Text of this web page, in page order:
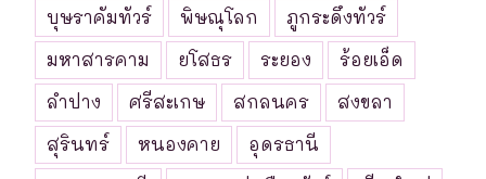
บุษราคัมทัวร์
พิษณุโลก
ภูกระดึงทัวร์
มหาสารคาม
ยโสธร ระยอง
ร้อยเอ็ด
ลำปาง
ศรีสะเกษ สกลนคร
สงขลา
สุรินทร์
หนองคาย
อุดรธานี